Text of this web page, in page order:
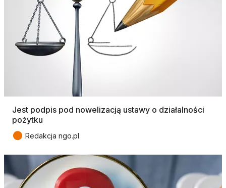
Jest podpis pod nowelizacją ustawy o działalności
pożytku
● Redakcja ngo.pl